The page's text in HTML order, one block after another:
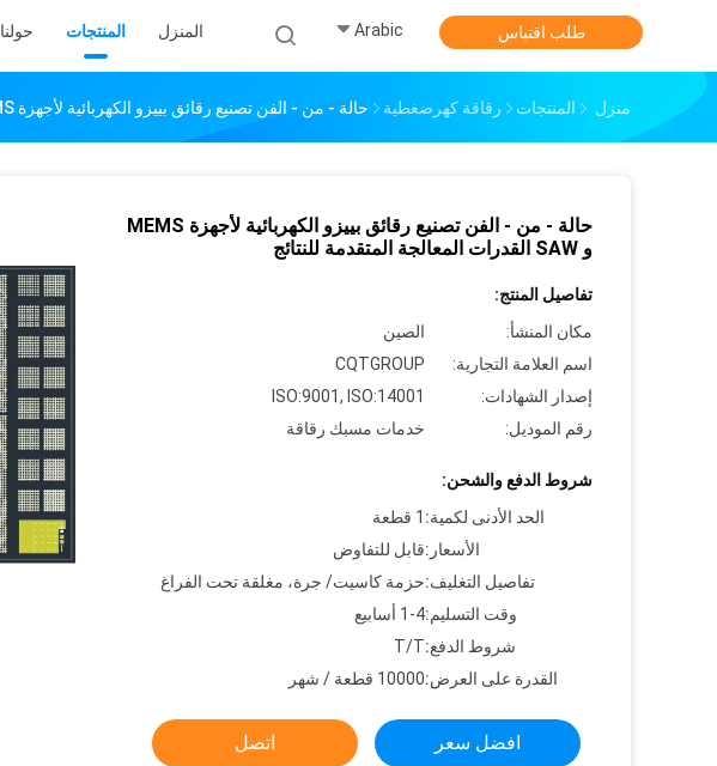
المنزل المنتجات حولنا Arabic طلب اقتباس
منزل المنتجات رقاقة كهرضغطية حالة - من - الفن تصنيع رقائق بييزو الكهربائية لأجهزة MEMS و SAW القدرات المعالجة المتقدمة للنتائج
حالة - من - الفن تصنيع رقائق بييزو الكهربائية لأجهزة MEMS
و SAW القدرات المعالجة المتقدمة للنتائج
تفاصيل المنتج:
مكان المنشأ:
الصين
اسم العلامة التجارية:
CQTGROUP
إصدار الشهادات:
ISO:9001, ISO:14001
رقم الموديل:
خدمات مسبك رقاقة
شروط الدفع والشحن:
الحد الأدنى لكمية: 1 قطعة
الأسعار:قابل للتفاوض
تفاصيل التغليف:حزمة كاسيت/ جرة، مغلقة تحت الفراغ
وقت التسليم:1-4 أسابيع
شروط الدفع:T/T
القدرة على العرض:10000 قطعة / شهر
افضل سعر اتصل